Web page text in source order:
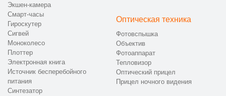
Экшен-камера
Смарт-часы
Гироскутер
Сигвей
Моноколесо
Плоттер
Электронная книга
Источник бесперебойного
питания
Синтезатор
Оптическая техника
Фотовспышка
Объектив
Фотоаппарат
Тепловизор
Оптический прицел
Прицел ночного видения